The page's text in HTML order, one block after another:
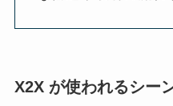
X2X が使われるシー